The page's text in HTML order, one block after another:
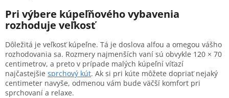
Pri výbere kúpeľňového vybavenia
rozhoduje veľkosť
Dôležitá je veľkosť kúpeľne. Tá je doslova alfou a omegou vášho
rozhodovania sa. Rozmery najmenších vaní sú obvykle 120 × 70
centimetrov, a preto v prípade malých kúpeľní víťazí
najčastejšie sprchový kút. Ak si pri kúte môžete dopriať nejaký
centimeter navyše, odmenou vám bude väčší komfort pri
sprchovaní a relaxe.